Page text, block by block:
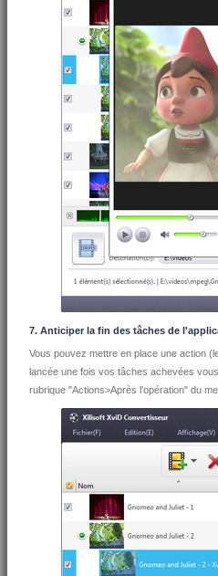
7. Anticiper la fin des tâches de
Vous pouvez mettre en place une action
lancée une fois vos tâches achevées
rubrique "Actions>Après l'opération" du